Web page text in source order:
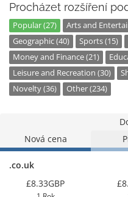
Procházet rozšíření
Popular (27) Arts and
Geographic (40)
Sports (15)
Money and Finance (21)
Leisure and Recreation (30)
Novelty (36)
Other (234)
Nová cena
.co.uk
£8.33GBP